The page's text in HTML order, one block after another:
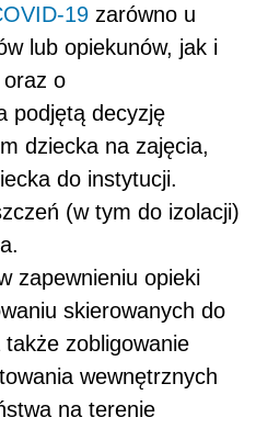
19 zarówno u
lub opiekunów, jak i
oraz o
podjętą decyzję
dziecka na zajęcia,
do instytucji.
(w tym do izolacji)
zapewnieniu opieki
skierowanych do
zobligowanie
wewnętrznych
na terenie